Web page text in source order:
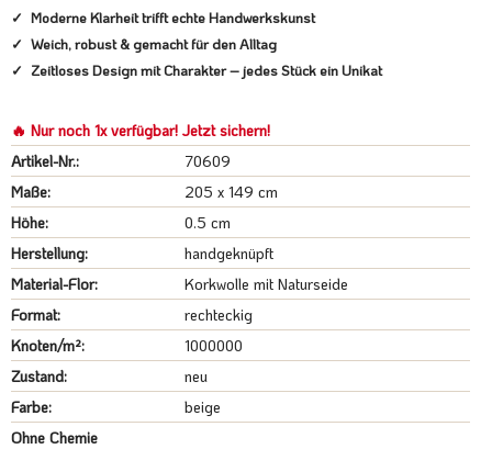
Moderne Klarheit trifft echte Handwerkskunst
Weich, robust & gemacht für den Alltag
Zeitloses Design mit Charakter – jedes Stück ein Unikat
🔥 Nur noch 1x verfügbar! Jetzt sichern!
Artikel-Nr.:
70609
Maße:
205 x 149 cm
Höhe:
0.5 cm
Herstellung:
handgeknüpft
Material-Flor:
Korkwolle mit Naturseide
Format:
rechteckig
Knoten/m²:
1000000
Zustand:
neu
Farbe:
beige
Ohne Chemie